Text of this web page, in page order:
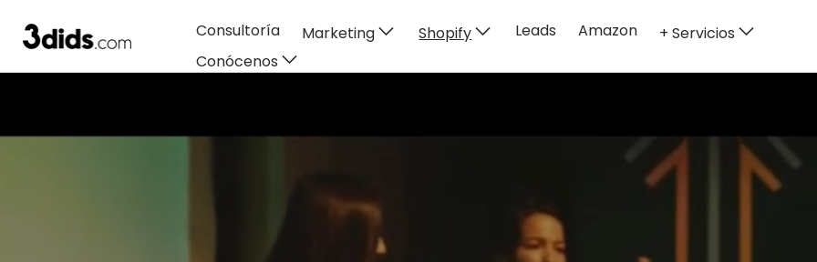
Ir al contenido Consultoría Marketing Shopify Leads Amazon
+ Servicios
Conócenos